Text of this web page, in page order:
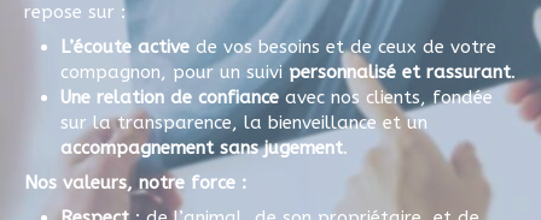
repose sur :
L’écoute active de vos besoins et de ceux de votre
compagnon, pour un suivi personnalisé et rassurant.
Une relation de confiance avec nos clients, fondée
sur la transparence, la bienveillance et un
accompagnement sans jugement.
Nos valeurs, notre force :